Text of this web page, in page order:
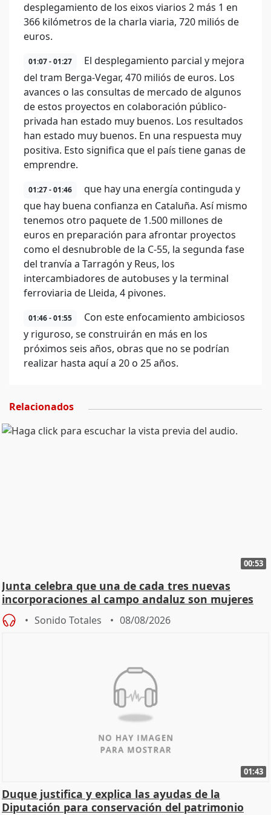
desplegamiento de los eixos viarios 2 más 1 en
366 kilómetros de la charla viaria, 720 miliós de
euros.
01:07 - 01:27
El desplegamiento parcial y mejora
del tram Berga-Vegar, 470 miliós de euros. Los
avances o las consultas de mercado de algunos
de estos proyectos en colaboración público-
privada han estado muy buenos. Los resultados
han estado muy buenos. En una respuesta muy
positiva. Esto significa que el país tiene ganas de
emprendre.
01:27 - 01:46
que hay una energía continguda y
que hay buena confianza en Cataluña. Así mismo
tenemos otro paquete de 1.500 millones de
euros en preparación para afrontar proyectos
como el desnubroble de la C-55, la segunda fase
del tranvía a Tarragón y Reus, los
intercambiadores de autobuses y la terminal
ferroviaria de Lleida, 4 pivones.
01:46 - 01:55
Con este enfocamiento ambiciosos
y riguroso, se construirán en más en los
próximos seis años, obras que no se podrían
realizar hasta aquí a 20 o 25 años.
Relacionados
00:53
Junta celebra que una de cada tres nuevas
incorporaciones al campo andaluz son mujeres
jóvenes
Sonido Totales 08/08/2026
01:43
Duque justifica y explica las ayudas de la
Diputación para conservación del patrimonio